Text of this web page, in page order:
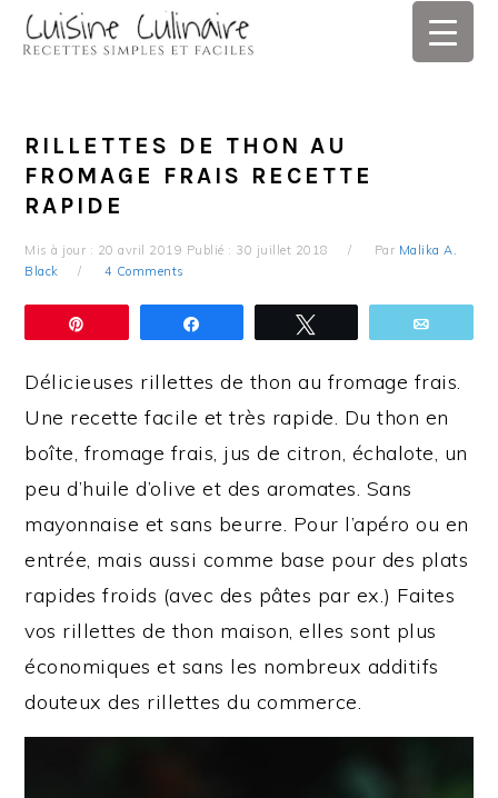
Skip
Skip
Skip
Skip
RILLETTES DE THON AU
FROMAGE FRAIS RECETTE
RAPIDE
Mis à jour : 20 avril 2019 Publié : 30 juillet 2018 Par Malika A.
Black
4 Comments
Délicieuses rillettes de thon au fromage frais.
Une recette facile et très rapide. Du thon en
boîte, fromage frais, jus de citron, échalote, un
peu d’huile d’olive et des aromates. Sans
mayonnaise et sans beurre. Pour l’apéro ou en
entrée, mais aussi comme base pour des plats
rapides froids (avec des pâtes par ex.) Faites
vos rillettes de thon maison, elles sont plus
économiques et sans les nombreux additifs
douteux des rillettes du commerce.